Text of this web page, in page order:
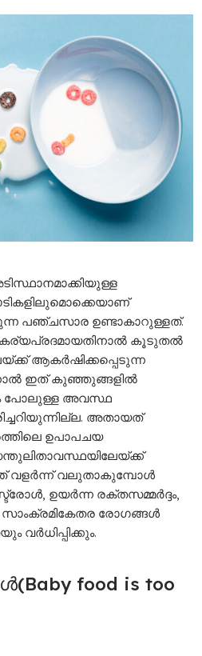
പഞ്ചസാര ഉണ്ടാകാറുള്ളത്.
കൂടുതൽ
ആകർഷിക്കപ്പെടുന്ന
ഇത് കുഞ്ഞുങ്ങളിൽ
പോലുള്ള അവസ്ഥ
അതായത്
ഉപാപചയ
വളർന്ന് വലുതാകുമ്പോൾ
ഉയർന്ന രക്തസമ്മർദ്ദം,
രോഗങ്ങൾ
വർധിപ്പിക്കും.
food is too